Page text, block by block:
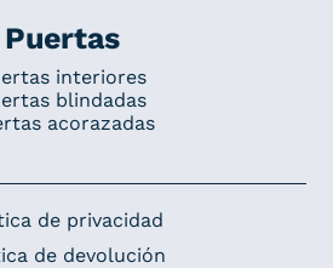
Puertas
interiores
blindadas
acorazadas
de privacidad
de devolución